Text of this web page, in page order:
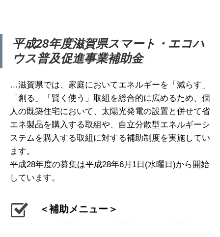
平成28年度滋賀県スマート・エコハ
ウス普及促進事業補助金
…滋賀県では、家庭においてエネルギーを「減らす」
「創る」「賢く使う」取組を総合的に広めるため、個
人の既築住宅において、太陽光発電の設置と併せて省
エネ製品を購入する取組や、自立分散型エネルギーシ
ステムを購入する取組に対する補助制度を実施してい
ます。
平成28年度の募集は平成28年6月1日(水曜日)から開始
しています。
＜補助メニュー＞